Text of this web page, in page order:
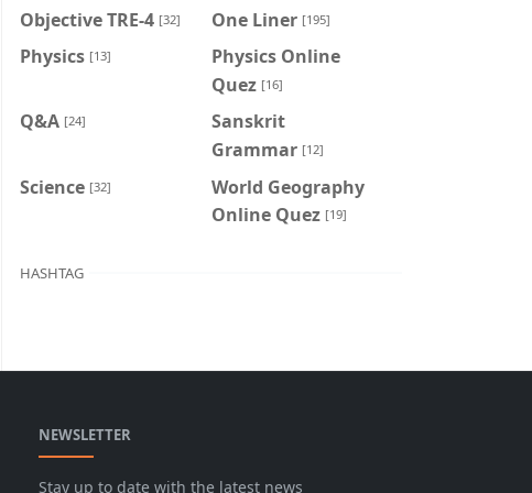
Objective TRE-4 [32] One Liner [195]
Physics [13]
Physics Online
Quez [16]
Q&A [24]
Sanskrit
Grammar [12]
Science [32]
World Geography
Online Quez [19]
HASHTAG
NEWSLETTER
Stay up to date with the latest news